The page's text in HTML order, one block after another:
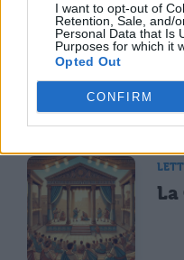
I want to opt-out of
Retention, Sale, and/
Personal Data that Is
Purposes for which it
Opted Out
CONFIRM
TI
La